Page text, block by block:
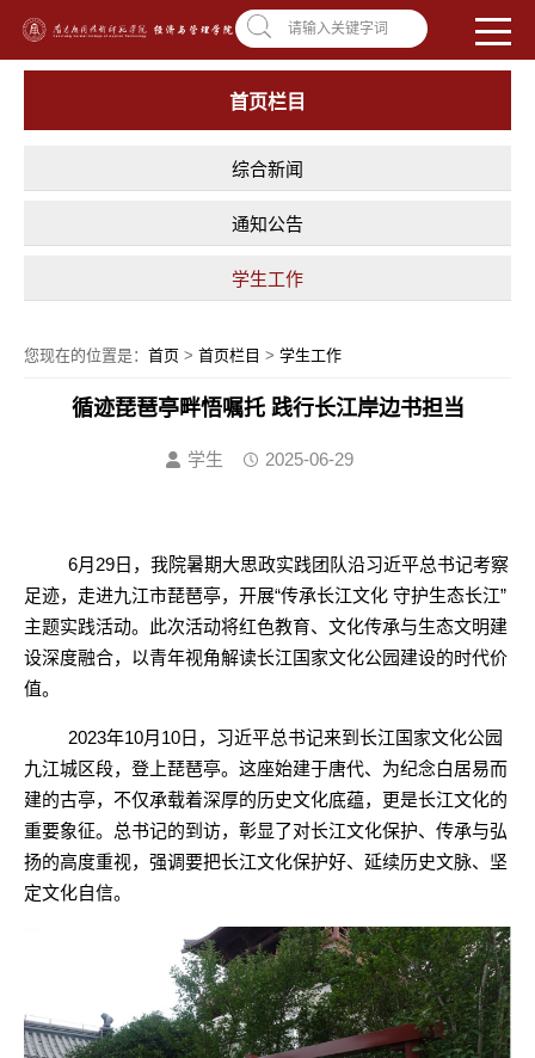
南昌应用技术师范学院，助你圆梦! 学校首页| OA系统 违反师德举报信箱
请输入关键字词
首页栏目
综合新闻
通知公告
学生工作
您现在的位置是： 首页 > 首页栏目 > 学生工作
循迹琵琶亭畔悟嘱托 践行长江岸边书担当
学生 2025-06-29
6月29日，我院暑期大思政实践团队沿习近平总书记考察
足迹，走进九江市琵琶亭，开展“传承长江文化 守护生态长江”
主题实践活动。此次活动将红色教育、文化传承与生态文明建
设深度融合，以青年视角解读长江国家文化公园建设的时代价
值。
2023年10月 10日，习近平总书记来到长江国家文化公园
九江城区段，登上琵琶亭。这座始建于唐代、为纪念白居易而
建的古亭，不仅承载着深厚的历史文化底蕴，更是长江文化的
重要象征。总书记的到访，彰显了对长江文化保护、传承与弘
扬的高度重视，强调要把长江文化保护好、延续历史文脉、坚
定文化自信。